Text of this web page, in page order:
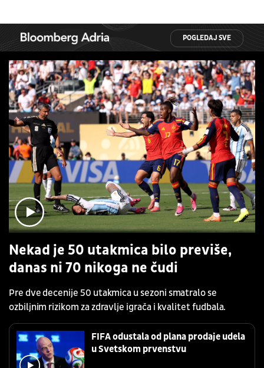
POGLEDAJ SVE
Nekad je 50 utakmica bilo previše,
danas ni 70 nikoga ne čudi
Pre dve decenije 50 utakmica u sezoni smatralo se
ozbiljnim rizikom za zdravlje igrača i kvalitet fudbala.
FIFA odustala od plana prodaje udela
u Svetskom prvenstvu